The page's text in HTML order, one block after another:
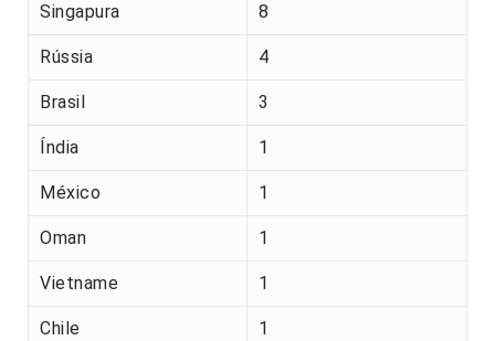
Singapura 8
Rússia 4
Brasil 3
Índia 1
México 1
Oman 1
Vietname 1
Chile 1